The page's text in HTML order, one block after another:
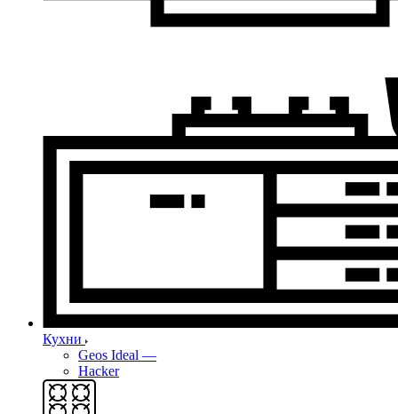
Кухни
Geos Ideal —
Hacker